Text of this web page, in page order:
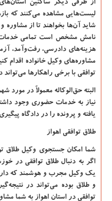
از طرفی دیگر ساکنین
لیست‌هایی مشاهده می‌کنند که
شاید آن‌ها بخواهند تا از مشاوره
نامش مشخص است تمامی خدمات
هزینه‌های دادرسی، رفت‌وآمد،
مشاوره‌های وکیل خانواده اقدام
توافقی با برخی راهکارها
البته حق‌الوکاله معمولاً در
نیاز به خدمات حضوری وجود
یافته و پرونده را در دادگاه
طلاق توافقی اهواز
شما امکان جستجوی وکیل طلاق
اگر به دنبال طلاق توافقی در
یک وکیل مجرب و هوشمند که
و طلاق بوده می‌تواند در
توافقی در استان اهواز به شما